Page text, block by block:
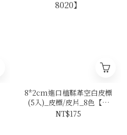
8*2cm進口植鞣革空白皮標
(5入)_皮標/皮片_8色【L-
8020】
NT$175